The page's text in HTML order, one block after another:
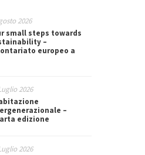
2026
small steps towards
–
europeo a
2026
–
edizione
2026